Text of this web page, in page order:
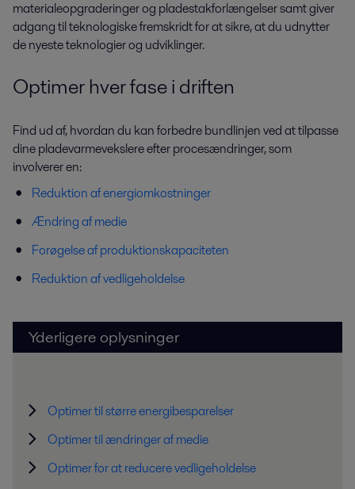
materialeopgraderinger og pladestakforlængelser samt giver
adgang til teknologiske fremskridt for at sikre, at du udnytter
de nyeste teknologier og udviklinger.
Optimer hver fase i driften
Find ud af, hvordan du kan forbedre bundlinjen ved at tilpasse
dine pladevarmevekslere efter procesændringer, som
involverer en:
Reduktion af energiomkostninger
Ændring af medie
Forøgelse af produktionskapaciteten
Reduktion af vedligeholdelse
Yderligere oplysninger
Optimer til større energibesparelser
Optimer til ændringer af medie
Optimer for at reducere vedligeholdelse